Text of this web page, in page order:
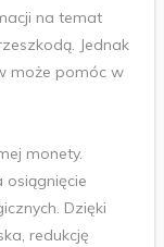
na temat
Jednak
może pomóc w
monety.
Dzięki
redukcję